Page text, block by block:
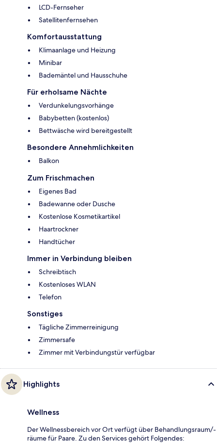
LCD-Fernseher
Satellitenfernsehen
Komfortausstattung
Klimaanlage und Heizung
Minibar
Bademäntel und Hausschuhe
Für erholsame Nächte
Verdunkelungsvorhänge
Babybetten (kostenlos)
Bettwäsche wird bereitgestellt
Besondere Annehmlichkeiten
Balkon
Zum Frischmachen
Eigenes Bad
Badewanne oder Dusche
Kostenlose Kosmetikartikel
Haartrockner
Handtücher
Immer in Verbindung bleiben
Schreibtisch
Kostenloses WLAN
Telefon
Sonstiges
Tägliche Zimmerreinigung
Zimmersafe
Zimmer mit Verbindungstür verfügbar
Highlights
Wellness
Der Wellnessbereich vor Ort verfügt über Behandlungsraum/-
räume für Paare. Zu den Services gehört Folgendes: